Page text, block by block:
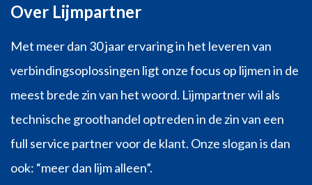
Over Lijmpartner
Met meer dan 30 jaar ervaring in het leveren van
verbindingsoplossingen ligt onze focus op lijmen in de
meest brede zin van het woord. Lijmpartner wil als
technische groothandel optreden in de zin van een
full service partner voor de klant. Onze slogan is dan
ook: “meer dan lijm alleen”.